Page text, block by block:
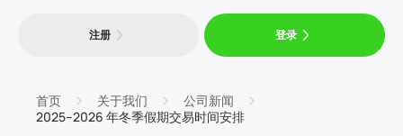
平台
注册 登录
首页 关于我们
公司新闻
2025–2026 年冬季假期交易时间安排